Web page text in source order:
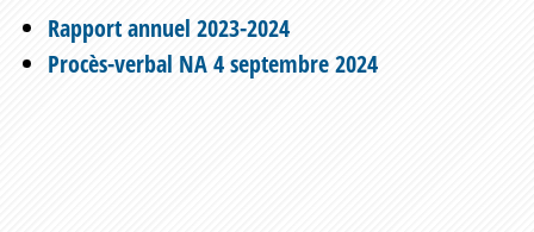
Rapport annuel 2023-2024
Procès-verbal NA 4 septembre 2024